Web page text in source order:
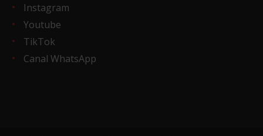
Instagram
Youtube
TikTok
Canal WhatsApp